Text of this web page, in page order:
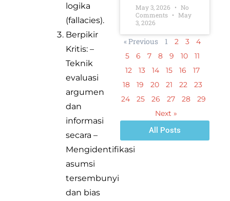
logika
(fallacies).
Berpikir
Kritis: –
Teknik
evaluasi
argumen
dan
informasi
secara –
Mengidentifikasi
asumsi
tersembunyi
dan bias
May 3, 2026
No
Comments
May
3, 2026
« Previous 1 2 3
4
5
6 7 8 9 10
11
12
13 14 15 16
17
18
19 20 21 22
23
24
25 26 27 28
29
Next »
All Posts